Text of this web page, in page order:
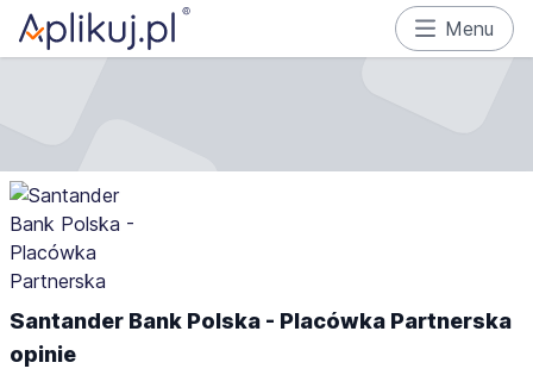
Menu
Santander Bank Polska - Placówka Partnerska
opinie